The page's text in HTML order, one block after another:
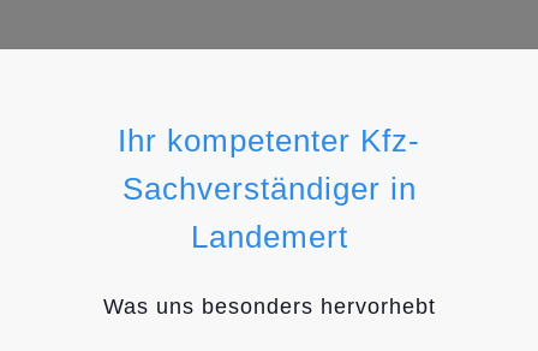
Ihr kompetenter Kfz-
Sachverständiger in
Landemert
Was uns besonders hervorhebt